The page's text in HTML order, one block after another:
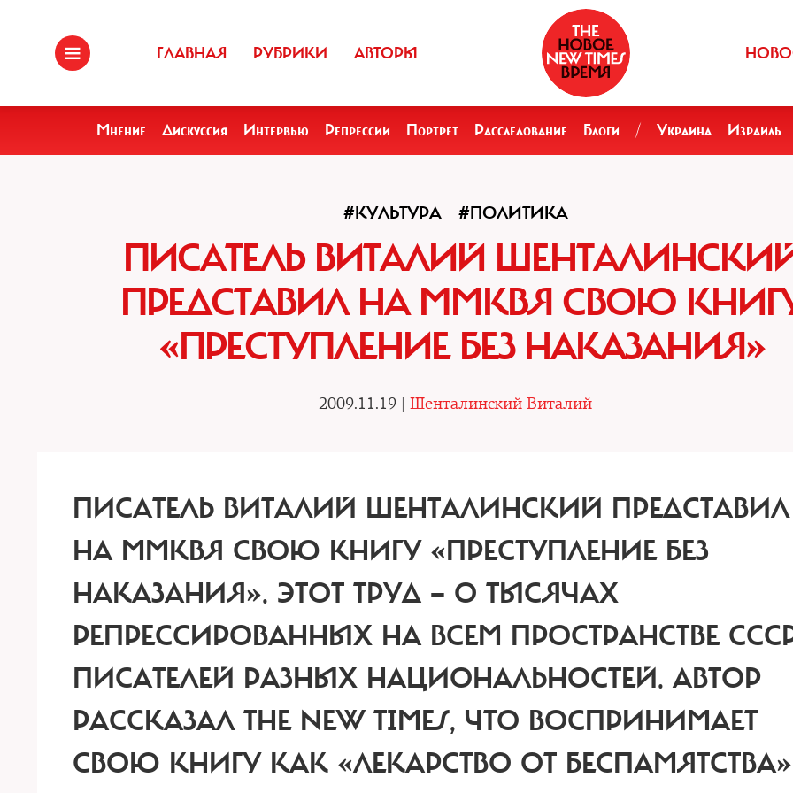
ГЛАВНАЯ РУБРИКИ АВТОРЫ
Мнение Дискуссия Интервью Репрессии Портрет Расследование Блоги / Украина Израиль
#КУЛЬТУРА #ПОЛИТИКА
ПИСАТЕЛЬ ВИТАЛИЙ
ПРЕДСТАВИЛ НА ММКВЯ СВОЮ
«ПРЕСТУПЛЕНИЕ БЕЗ НАКАЗАНИЯ»
2009.11.19 | Шенталинский Виталий
ПИСАТЕЛЬ ВИТАЛИЙ ШЕНТАЛИНСКИЙ ПРЕДСТАВИЛ
НА ММКВЯ СВОЮ КНИГУ «ПРЕСТУПЛЕНИЕ БЕЗ
НАКАЗАНИЯ». ЭТОТ ТРУД — О ТЫСЯЧАХ
РЕПРЕССИРОВАННЫХ НА ВСЕМ ПРОСТРАНСТВЕ
ПИСАТЕЛЕЙ РАЗНЫХ НАЦИОНАЛЬНОСТЕЙ. АВТОР
РАССКАЗАЛ THE NEW TIMES, ЧТО ВОСПРИНИМАЕТ
СВОЮ КНИГУ КАК «ЛЕКАРСТВО ОТ